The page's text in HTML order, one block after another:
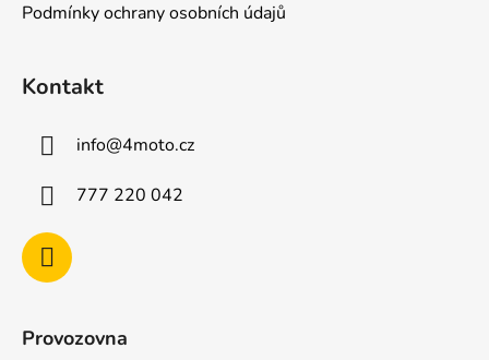
Podmínky ochrany osobních údajů
Kontakt
info@4moto.cz
777 220 042
Provozovna